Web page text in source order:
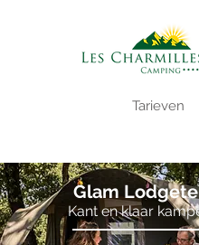
Tarieven
Glam
Kant en klaar